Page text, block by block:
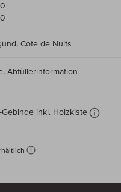
Cote de Nuits
Abfüllerinformation
inkl. Holzkiste